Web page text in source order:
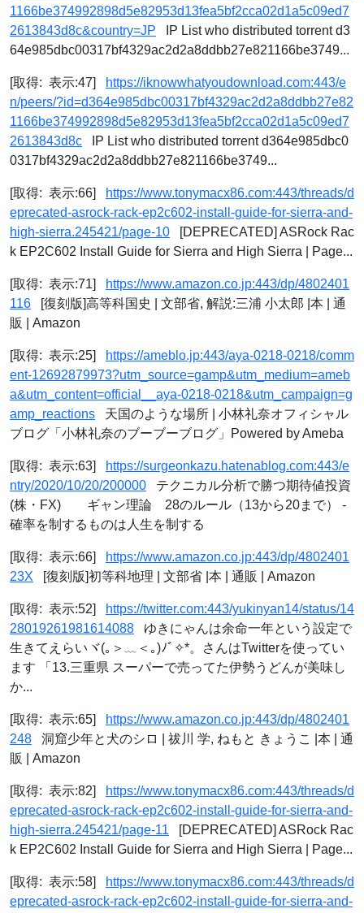
1166be374992898d5e82953d13fea5bf2cca02d1a5c09ed7
2613843d8c&country=JP IP List who distributed torrent d3
64e985dbc00317bf4329ac2d2a8ddbb27e821166be3749...
[取得: 表示:47]
https://iknowwhatyoudownload.com:443/e
n/peers/?id=d364e985dbc00317bf4329ac2d2a8ddbb27e82
1166be374992898d5e82953d13fea5bf2cca02d1a5c09ed7
2613843d8c IP List who distributed torrent d364e985dbc0
0317bf4329ac2d2a8ddbb27e821166be3749...
[取得: 表示:66]
https://www.tonymacx86.com:443/threads/d
eprecated-asrock-rack-ep2c602-install-guide-for-sierra-and-
high-sierra.245421/page-10 [DEPRECATED] ASRock Rac
k EP2C602 Install Guide for Sierra and High Sierra | Page...
[取得: 表示:71]
https://www.amazon.co.jp:443/dp/4802401
116 [復刻版]高等科国史 | 文部省, 解説:三浦 小太郎 |本 | 通
販 | Amazon
[取得: 表示:25]
https://ameblo.jp:443/aya-0218-0218/comm
ent-12692879973?utm_source=gamp&utm_medium=ameb
a&utm_content=official__aya-0218-0218&utm_campaign=g
amp_reactions 天国のような場所 | 小林礼奈オフィシャル
ブログ「小林礼奈のブーブーブログ」Powered by Ameba
[取得: 表示:63]
https://surgeonkazu.hatenablog.com:443/e
ntry/2020/10/20/200000 テクニカル分析で勝つ期待値投資
(株・FX) ギャン理論 28のルール（13から20まで） -
確率を制するものは人生を制する
[取得: 表示:66]
https://www.amazon.co.jp:443/dp/4802401
23X [復刻版]初等科地理 | 文部省 |本 | 通販 | Amazon
[取得: 表示:52]
https://twitter.com:443/yukinyan14/status/14
28019261981614088 ゆきにゃんは余命一年という設定で
生きてえらいヾ(｡＞﹏＜｡)ﾉﾞ✧*。さんはTwitterを使ってい
ます 「13.三重県 スーパーで売ってた伊勢うどんが美味し
か...
[取得: 表示:65]
https://www.amazon.co.jp:443/dp/4802401
248 洞窟少年と犬のシロ | 祓川 学, ねもと きょうこ |本 | 通
販 | Amazon
[取得: 表示:82]
https://www.tonymacx86.com:443/threads/d
eprecated-asrock-rack-ep2c602-install-guide-for-sierra-and-
high-sierra.245421/page-11 [DEPRECATED] ASRock Rac
k EP2C602 Install Guide for Sierra and High Sierra | Page...
[取得: 表示:58]
https://www.tonymacx86.com:443/threads/d
eprecated-asrock-rack-ep2c602-install-guide-for-sierra-and-